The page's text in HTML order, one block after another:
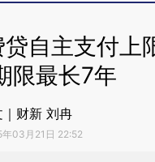
自主支付上
限最长7年
｜财新 刘冉
03月21日 22:52